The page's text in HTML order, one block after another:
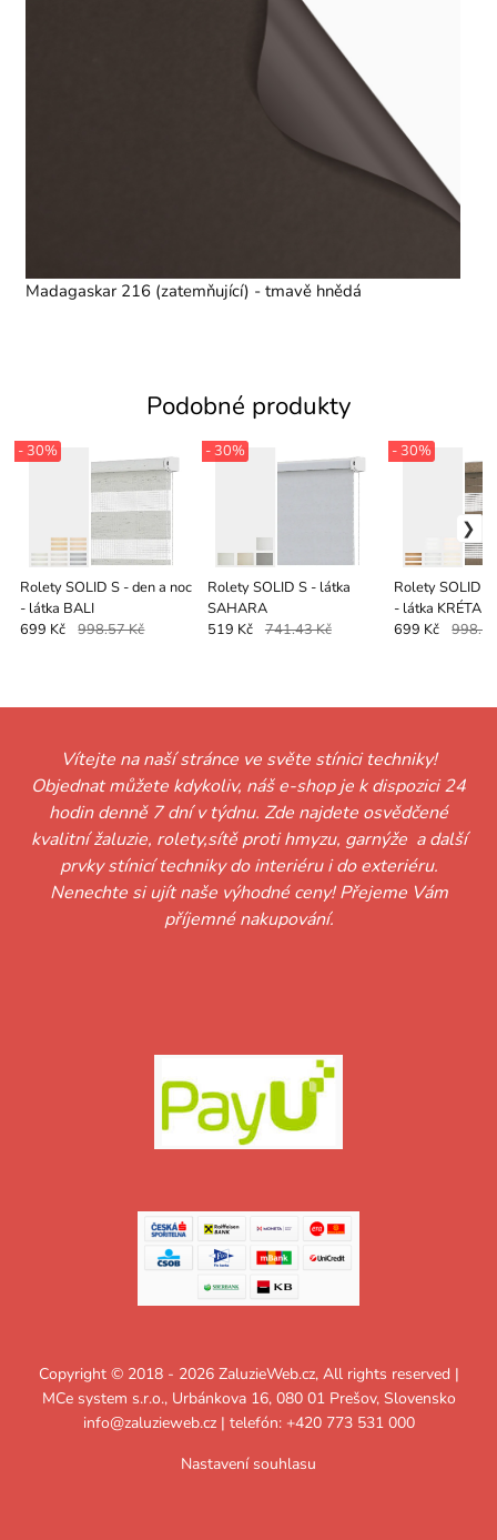
Madagaskar 216 (zatemňující) - tmavě hnědá
Podobné produkty
Rolety SOLID S - den a noc
- látka BALI
- 30%
699 Kč 998.57 Kč
Rolety SOLID S - látka
SAHARA
- 30%
519 Kč 741.43 Kč
Rolety SOLID
- látka KRÉTA
- 30%
699 Kč
Vítejte na naší stránce ve světe stínici techniky!
Objednat můžete kdykoliv, náš e-shop je k dispozici 24
hodin denně 7 dní v týdnu. Zde najdete osvědčené
kvalitní žaluzie, rolety,sítě proti hmyzu, garnýže a další
prvky stínicí techniky do interiéru i do exteriéru.
Nenechte si ujít naše výhodné ceny! Přejeme Vám
příjemné nakupování.
Copyright © 2018 - 2026 ZaluzieWeb.cz, All rights reserved |
MCe system s.r.o., Urbánkova 16, 080 01 Prešov, Slovensko
info@zaluzieweb.cz| telefón: +420 773 531 000
Nastavení souhlasu